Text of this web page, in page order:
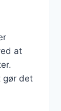
at
gør det